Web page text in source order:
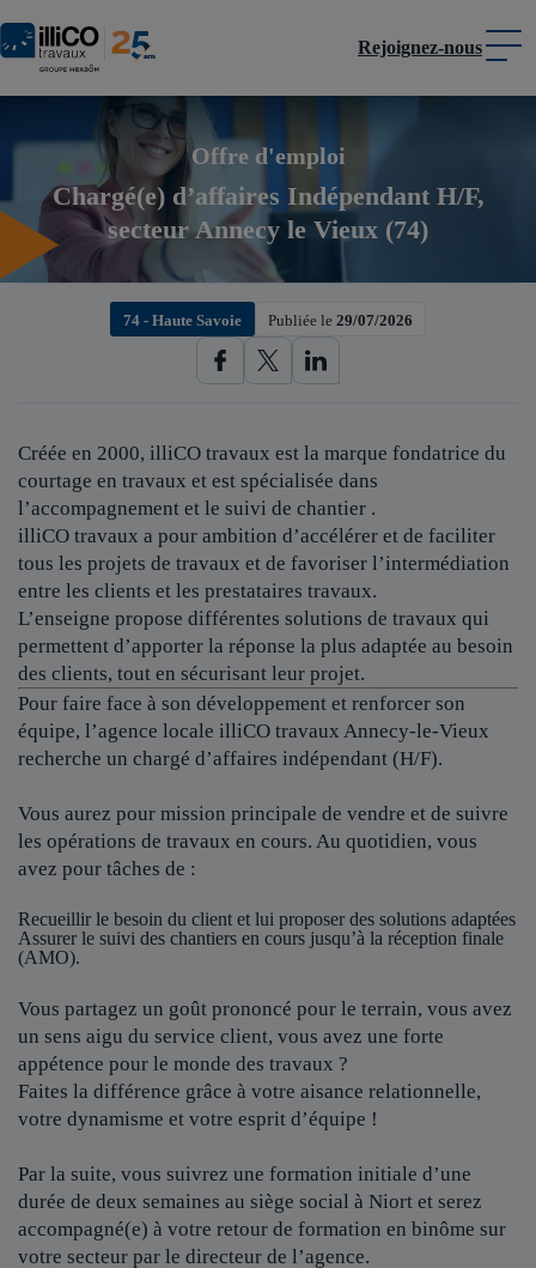
Panneau de gestion des cookies
Rejoignez-nous
Offre d'emploi
Chargé(e) d’affaires Indépendant H/F,
secteur Annecy le Vieux (74)
74 - Haute Savoie Publiée le 29/07/2026
Créée en 2000, illiCO travaux est la marque fondatrice du
courtage en travaux et est spécialisée dans
l’accompagnement et le suivi de chantier .
illiCO travaux a pour ambition d’accélérer et de faciliter
tous les projets de travaux et de favoriser l’intermédiation
entre les clients et les prestataires travaux.
L’enseigne propose différentes solutions de travaux qui
permettent d’apporter la réponse la plus adaptée au besoin
des clients, tout en sécurisant leur projet.
Pour faire face à son développement et renforcer son
équipe, l’agence locale illiCO travaux Annecy-le-Vieux
recherche un chargé d’affaires indépendant (H/F).
Vous aurez pour mission principale de vendre et de suivre
les opérations de travaux en cours. Au quotidien, vous
avez pour tâches de :
Recueillir le besoin du client et lui proposer des solutions adaptées
Assurer le suivi des chantiers en cours jusqu’à la réception finale
(AMO).
Vous partagez un goût prononcé pour le terrain, vous avez
un sens aigu du service client, vous avez une forte
appétence pour le monde des travaux ?
Faites la différence grâce à votre aisance relationnelle,
votre dynamisme et votre esprit d’équipe !
Par la suite, vous suivrez une formation initiale d’une
durée de deux semaines au siège social à Niort et serez
accompagné(e) à votre retour de formation en binôme sur
votre secteur par le directeur de l’agence.